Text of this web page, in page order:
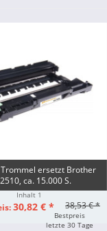
ersetzt Brother
ca. 15.000 S.
Inhalt 1
30,82 € * 38,53 € *
Bestpreis
letzte 30 Tage